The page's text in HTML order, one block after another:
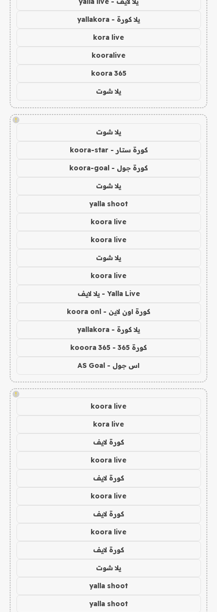
يلا كورة - yallakora
kora live
kooralive
koora 365
يلا شوت
!
يلا شوت
كورة ستار - koora-star
كورة جول - koora-goal
يلا شوت
yalla shoot
koora live
koora live
يلا شوت
koora live
Yalla Live - يلا لايف
كورة اون لاين - koora onl
يلا كورة - yallakora
كورة 365 - kooora 365
اس جول - AS Goal
!
koora live
kora live
كورة لايف
koora live
كورة لايف
koora live
كورة لايف
koora live
كورة لايف
يلا شوت
yalla shoot
yalla shoot